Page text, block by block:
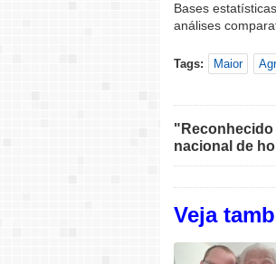
Bases
análises
Tags: Maior
"Reconhecido
nacional de
Veja